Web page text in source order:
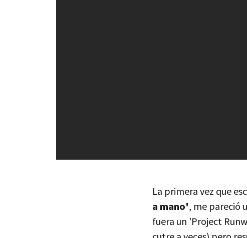
La primera vez que
a mano', me pareció
fuera un 'Project